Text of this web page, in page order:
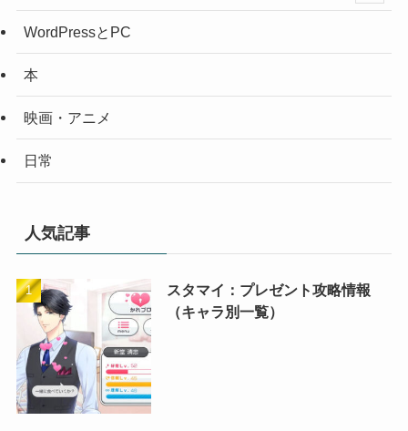
WordPressとPC
本
映画・アニメ
日常
人気記事
スタマイ：プレゼント攻略情報
（キャラ別一覧）